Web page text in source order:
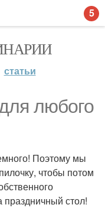
статьи
любого
Поэтому мы
чтобы потом
праздничный стол!
5